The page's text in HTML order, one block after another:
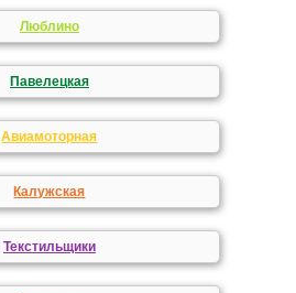
Люблино
Павелецкая
Авиамоторная
Калужская
Текстильщики